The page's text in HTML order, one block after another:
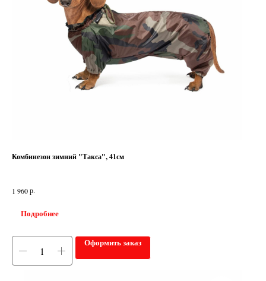
Комбинезон зимний "Такса", 41см
1 960р.
Подробнее
Оформить заказ